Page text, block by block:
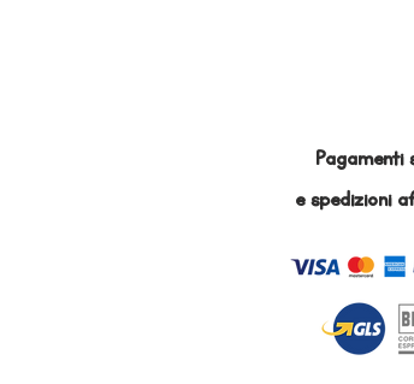
Pagamenti
espedizioni